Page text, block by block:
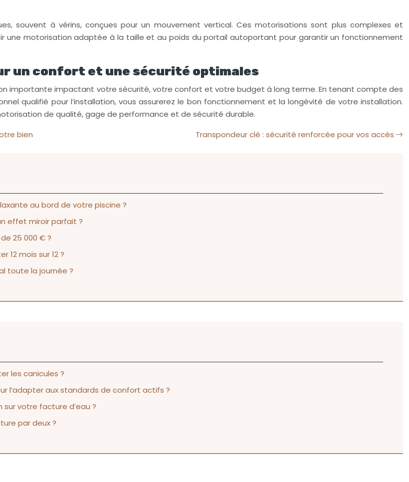
souvent à vérins, conçues pour un mouvement vertical. Ces motorisations sont plus complexes et
une motorisation adaptée à la taille et au poids du portail autoportant pour garantir un fonctionnement
un confort et une sécurité optimales
importante impactant votre sécurité, votre confort et votre budget à long terme. En tenant compte des
qualifié pour l’installation, vous assurerez le bon fonctionnement et la longévité de votre installation.
de qualité, gage de performance et de sécurité durable.
bien
Transpondeur clé : sécurité renforcée pour vos accès
au bord de votre piscine ?
effet miroir parfait ?
25 000 € ?
mois sur 12 ?
toute la journée ?
les canicules ?
l’adapter aux standards de confort actifs ?
votre facture d’eau ?
par deux ?